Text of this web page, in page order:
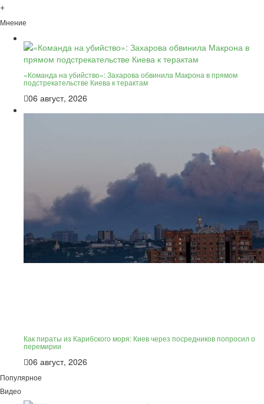
+
Мнение
«Команда на убийство»: Захарова обвинила Макрона в прямом
подстрекательстве Киева к терактам
06 август, 2026
Как пираты из Карибского моря: Киев через посредников попросил о
перемирии
06 август, 2026
Популярное
Видео